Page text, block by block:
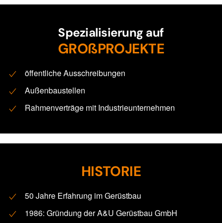
Spezialisierung auf
GROßPROJEKTE
öffentliche Ausschreibungen
Außenbaustellen
Rahmenverträge mit Industrieunternehmen
HISTORIE
50 Jahre Erfahrung im Gerüstbau
1986: Gründung der A&U Gerüstbau GmbH